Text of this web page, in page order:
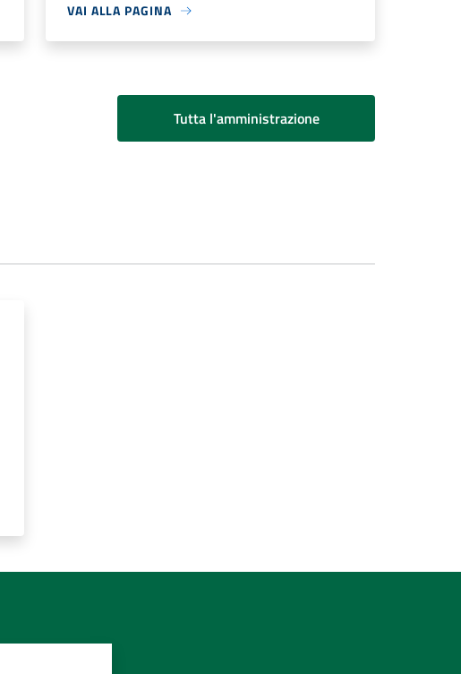
VAI ALLA PAGINA
Tutta l'amministrazione